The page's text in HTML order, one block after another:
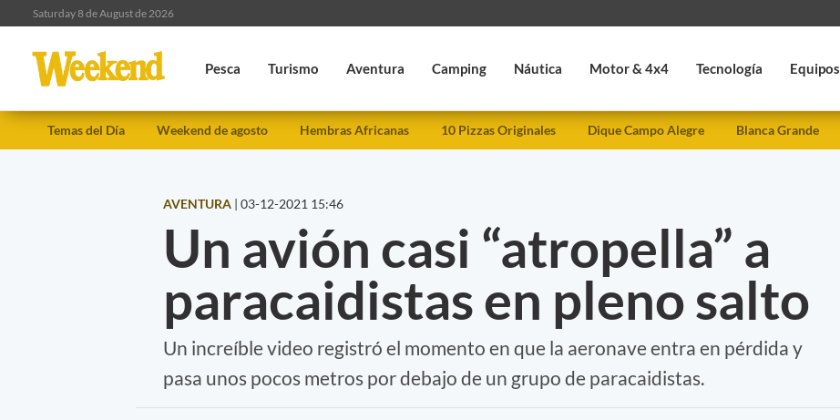
Saturday 8 de August de 2026
Pesca Turismo Aventura Camping Náutica Motor & 4x4 Tecnología Equipos
Temas del Día Weekend de agosto Hembras Africanas 10 Pizzas Originales Dique Campo Alegre Blanca Grande
AVENTURA | 03-12-2021 15:46
Un avión casi “atropella” a
paracaidistas en pleno salto
Un increíble video registró el momento en que la aeronave entra en pérdida y
pasa unos pocos metros por debajo de un grupo de paracaidistas.